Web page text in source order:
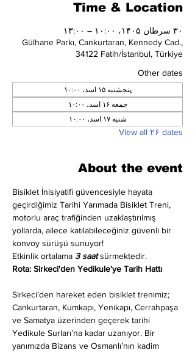
Time & Location
۳۰ سرطان ۱۴۰۵، ۱۰:۰۰ – ۱۳:۰۰
Gülhane Parkı, Cankurtaran, Kennedy Cad.,
34122 Fatih/İstanbul, Türkiye
Other dates
پنجشنبه ۱۵ اسد، ۱۰:۰۰
جمعه ۱۶ اسد، ۱۰:۰۰
شنبه ۱۷ اسد، ۱۰:۰۰
View all ۲۶ dates
About the event
Bisiklet İnisiyatifi güvencesiyle hayata
geçirdiğimiz Tarihi Yarımada Bisiklet Treni,
motorlu araç trafiğinden uzaklaştırılmış
yollarda, ailece katılabileceğiniz güvenli bir
konvoy sürüşü sunuyor!
Etkinlik ortalama 3 saat sürmektedir.
Rota: Sirkeci'den Yedikule'ye Tarih Hattı
Sirkeci'den hareket eden bisiklet trenimiz;
Cankurtaran, Kumkapı, Yenikapı, Cerrahpaşa
ve Samatya üzerinden geçerek tarihi
Yedikule Surları’na kadar uzanıyor. Bir
yanımızda Bizans ve Osmanlı’nın kadim